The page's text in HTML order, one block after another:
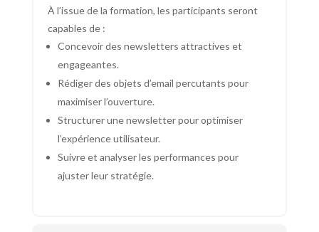
À l’issue de la formation, les participants seront
capables de :
Concevoir des newsletters attractives et
engageantes.
Rédiger des objets d’email percutants pour
maximiser l’ouverture.
Structurer une newsletter pour optimiser
l’expérience utilisateur.
Suivre et analyser les performances pour
ajuster leur stratégie.